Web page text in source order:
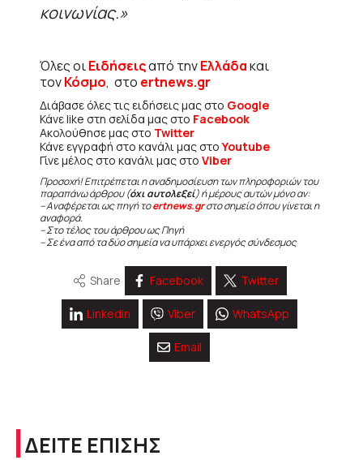
κοινωνίας.»
Όλες οιΕιδήσειςαπό τηνΕλλάδακαι
τονΚόσμο, στο ertnews.gr
Διάβασε όλες τις ειδήσεις μας στο Google
Κάνε like στη σελίδα μας στο Facebook
Ακολούθησε μας στο Twitter
Κάνε εγγραφή στο κανάλι μας στοYoutube
Γίνε μέλος στο κανάλι μας στο Viber
Προσοχή! Επιτρέπεται η αναδημοσίευση των πληροφοριών του
παραπάνω άρθρου (όχι αυτολεξεί) ή μέρους αυτών μόνο αν:
– Αναφέρεται ως πηγή τοertnews.grστο σημείο όπου γίνεται η
αναφορά.
– Στο τέλος του άρθρου ως Πηγή
– Σε ένα από τα δύο σημεία να υπάρχει ενεργός σύνδεσμος
Share Facebook Twitter
Linkedin Viber WhatsApp
Email
ΔΕΙΤΕ ΕΠΙΣΗΣ